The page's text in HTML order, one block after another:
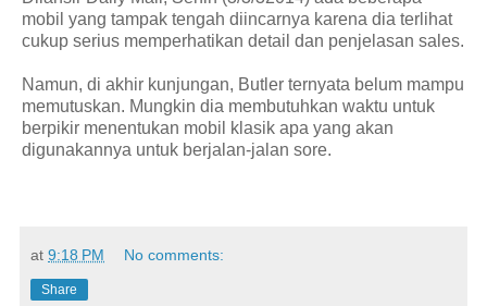
mobil yang tampak tengah diincarnya karena dia terlihat
cukup serius memperhatikan detail dan penjelasan sales.
Namun, di akhir kunjungan, Butler ternyata belum mampu
memutuskan. Mungkin dia membutuhkan waktu untuk
berpikir menentukan mobil klasik apa yang akan
digunakannya untuk berjalan-jalan sore.
at 9:18 PM No comments:
Share